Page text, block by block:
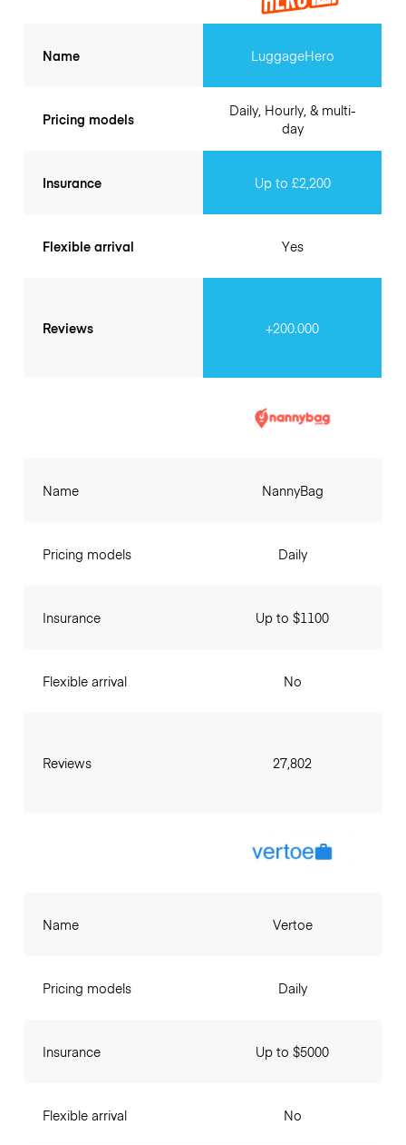
Name
Pricing models
Insurance
Flexible arrival
Reviews
LuggageHero
Daily, Hourly, & multi-
day
Up to £2,200
Yes
+200.000
Name
Pricing models
Insurance
Flexible arrival
Reviews
NannyBag
Daily
Up to $1100
No
27,802
Name
Pricing models
Insurance
Flexible arrival
Vertoe
Daily
Up to $5000
No